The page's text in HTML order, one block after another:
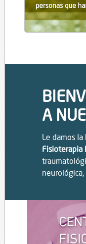
A
Le damos
Fisioterapia